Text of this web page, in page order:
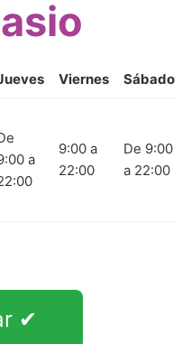
Viernes Sábado
a
9:00 a
22:00
De 9:00
a 22:00
✔